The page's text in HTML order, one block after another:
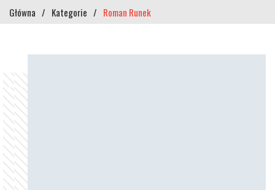
Główna / Kategorie / Roman Runek